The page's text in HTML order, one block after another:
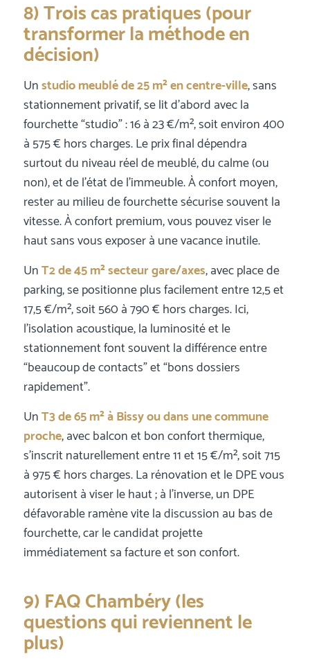
8) Trois cas pratiques (pour
transformer la méthode en
décision)
Unstudio meublé de 25 m² en centre-ville, sans
stationnement privatif, se lit d’abord avec la
fourchette “studio” : 16 à 23 €/m², soit environ 400
à 575 € hors charges. Le prix final dépendra
surtout du niveau réel de meublé, du calme (ou
non), et de l’état de l’immeuble. À confort moyen,
rester au milieu de fourchette sécurise souvent la
vitesse. À confort premium, vous pouvez viser le
haut sans vous exposer à une vacance inutile.
UnT2 de 45 m² secteur gare/axes, avec place de
parking, se positionne plus facilement entre 12,5 et
17,5 €/m², soit 560 à 790 € hors charges. Ici,
l’isolation acoustique, la luminosité et le
stationnement font souvent la différence entre
“beaucoup de contacts” et “bons dossiers
rapidement”.
UnT3 de 65 m² à Bissy ou dans une commune
proche, avec balcon et bon confort thermique,
s’inscrit naturellement entre 11 et 15 €/m², soit 715
à 975 € hors charges. La rénovation et le DPE vous
autorisent à viser le haut ; à l’inverse, un DPE
défavorable ramène vite la discussion au bas de
fourchette, car le candidat projette
immédiatement sa facture et son confort.
9) FAQ Chambéry (les
questions qui reviennent le
plus)